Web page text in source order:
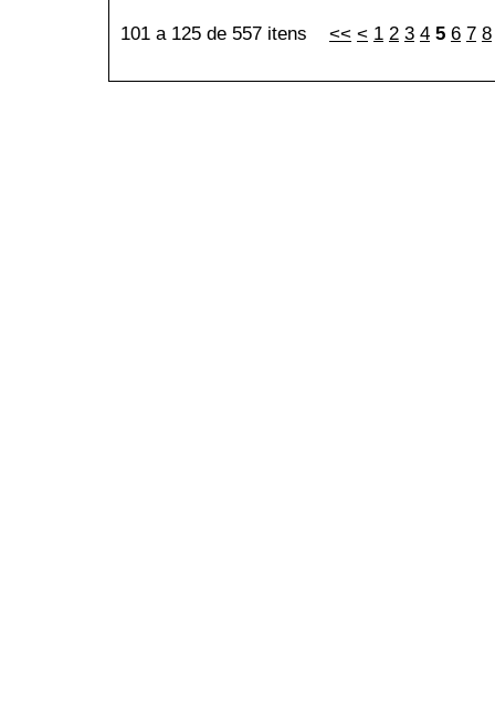
101 a 125 de 557 itens << < 1 2 3 4 5 6 7 8